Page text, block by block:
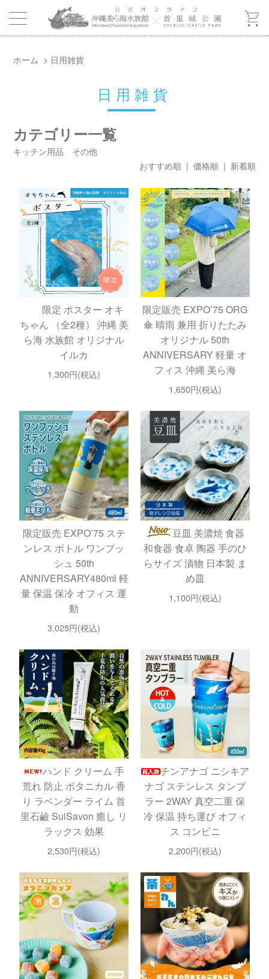
shopping_cart
ホーム > 日用雑貨
日用雑貨
カテゴリー一覧
キッチン用品 その他
おすすめ順| 価格順| 新着順
限定 ポスター オキ
ちゃん （全2種） 沖縄 美
ら海 水族館 オリジナル
イルカ
1,300円(税込)
限定販売 EXPO’75 ORG
傘 晴雨 兼用 折りたたみ
オリジナル 50th
ANNIVERSARY 軽量 オ
フィス 沖縄 美ら海
1,650円(税込)
限定販売 EXPO’75 ステ
ンレス ボトル ワンプッ
シュ 50th
ANNIVERSARY480ml 軽
量 保温 保冷 オフィス 運
動
3,025円(税込)
豆皿 美濃焼 食器
和食器 食卓 陶器 手のひ
らサイズ 漬物 日本製 ま
め皿
1,100円(税込)
ハンド クリーム 手
荒れ 防止 ボタニカル 香
り ラベンダー ライム 首
里石鹼 SuiSavon 癒し リ
ラックス 効果
2,530円(税込)
チンアナゴ ニシキア
ナゴ ステンレス タンブ
ラー 2WAY 真空二重 保
冷 保温 持ち運び オフィ
ス コンビニ
2,200円(税込)